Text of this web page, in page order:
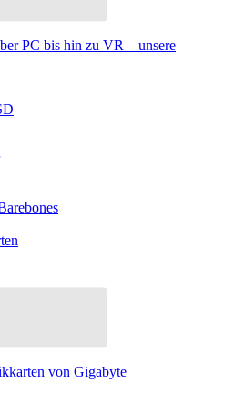
PC bis hin zu VR – unsere
von Gigabyte